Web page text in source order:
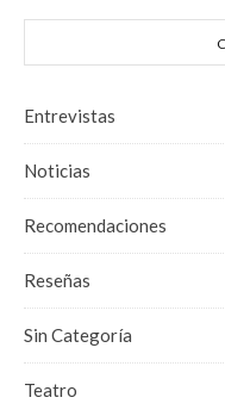
Entrevistas
Noticias
Recomendaciones
Reseñas
Sin Categoría
Teatro